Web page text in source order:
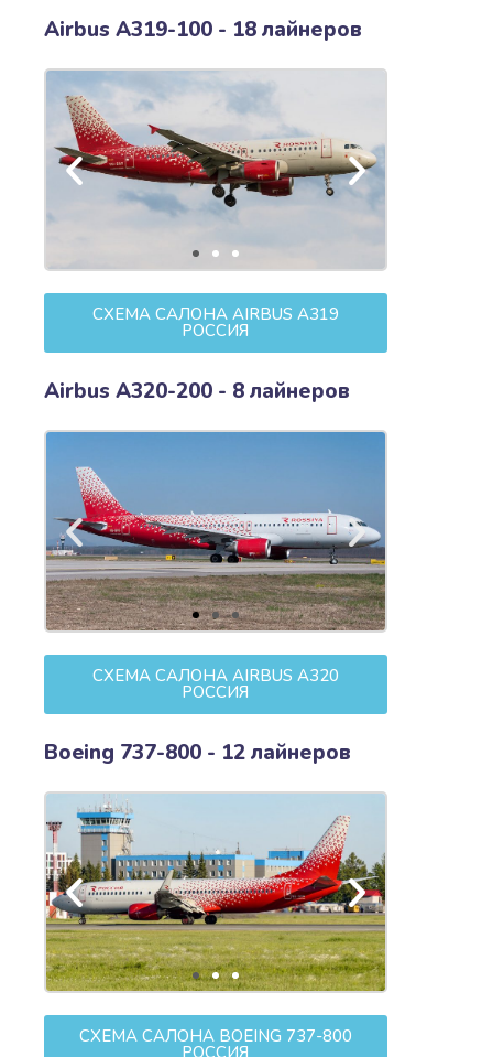
Airbus A319-100 - 18 лайнеров
СХЕМА САЛОНА AIRBUS A319
РОССИЯ
Airbus A320-200 - 8 лайнеров
СХЕМА САЛОНА AIRBUS A320
РОССИЯ
Boeing 737-800 - 12 лайнеров
СХЕМА САЛОНА BOEING 737-800